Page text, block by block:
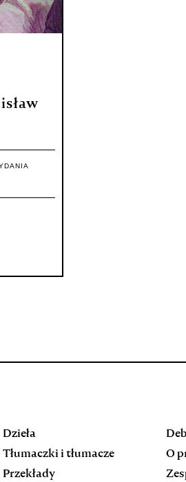
Dzieła
Tłumaczki i tłumacze
Przekłady
O